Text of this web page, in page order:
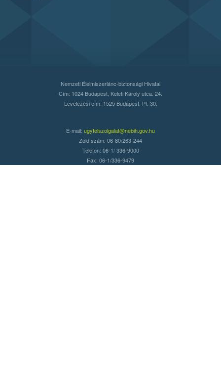
Nemzeti Élelmiszerlánc-biztonsági Hivatal
Cím: 1024 Budapest, Keleti Károly utca. 24.
Levelezési cím: 1525 Budapest. Pf. 30.
E-mail: ugyfelszolgalat@nebih.gov.hu
Zöld szám: 06-80/263-244
Telefon: 06-1/ 336-9000
Fax: 06-1/336-9479